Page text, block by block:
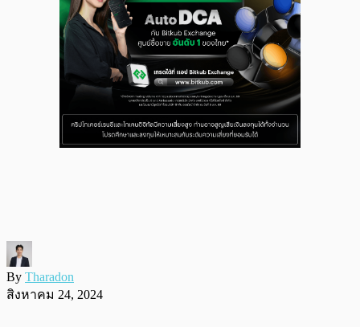
By Tharadon
สิงหาคม 24, 2024